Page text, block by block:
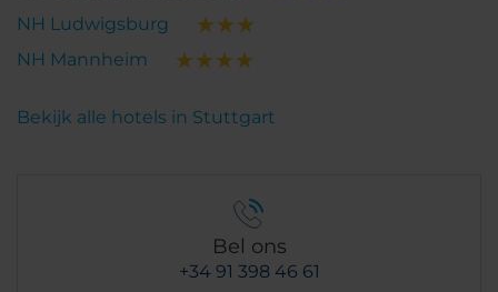
NH Ludwigsburg
NH Mannheim
Bekijk alle hotels in Stuttgart
Bel ons
+34 91 398 46 61